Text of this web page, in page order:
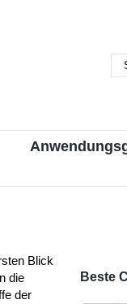
Blick
die
der
Beste